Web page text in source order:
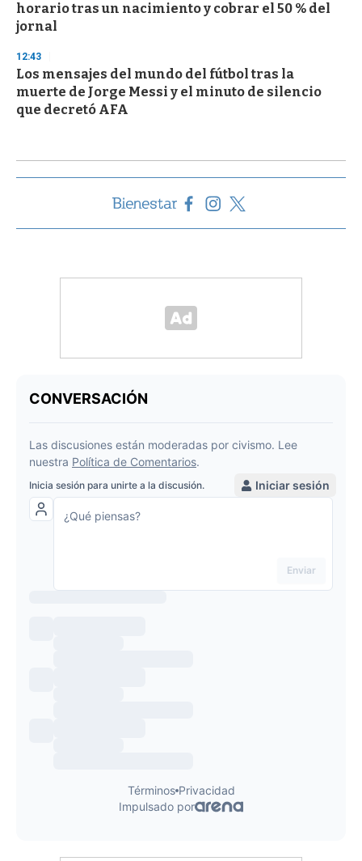
horario tras un nacimiento y cobrar el 50 % del
jornal
12:43
Los mensajes del mundo del fútbol tras la
muerte de Jorge Messi y el minuto de silencio
que decretó AFA